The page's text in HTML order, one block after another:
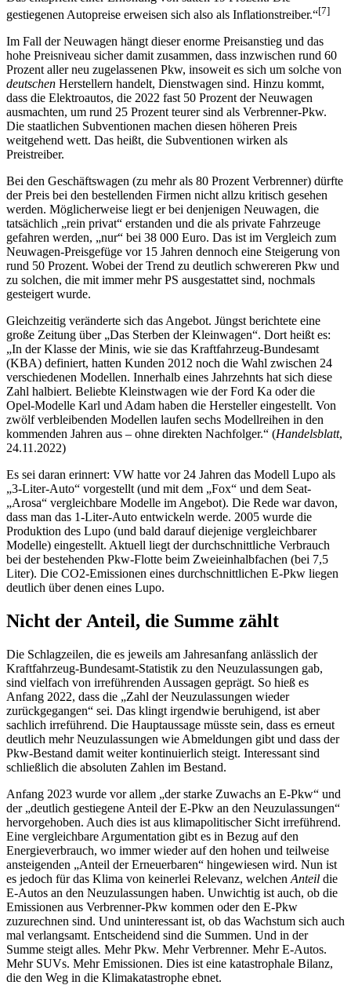
gestiegenen Autopreise erweisen sich also als Inflationstreiber.“[7]
Im Fall der Neuwagen hängt dieser enorme Preisanstieg und das
hohe Preisniveau sicher damit zusammen, dass inzwischen rund 60
Prozent aller neu zugelassenen Pkw, insoweit es sich um solche von
deutschen Herstellern handelt, Dienstwagen sind. Hinzu kommt,
dass die Elektroautos, die 2022 fast 50 Prozent der Neuwagen
ausmachten, um rund 25 Prozent teurer sind als Verbrenner-Pkw.
Die staatlichen Subventionen machen diesen höheren Preis
weitgehend wett. Das heißt, die Subventionen wirken als
Preistreiber.
Bei den Geschäftswagen (zu mehr als 80 Prozent Verbrenner) dürfte
der Preis bei den bestellenden Firmen nicht allzu kritisch gesehen
werden. Möglicherweise liegt er bei denjenigen Neuwagen, die
tatsächlich „rein privat“ erstanden und die als private Fahrzeuge
gefahren werden, „nur“ bei 38 000 Euro. Das ist im Vergleich zum
Neuwagen-Preisgefüge vor 15 Jahren dennoch eine Steigerung von
rund 50 Prozent. Wobei der Trend zu deutlich schwereren Pkw und
zu solchen, die mit immer mehr PS ausgestattet sind, nochmals
gesteigert wurde.
Gleichzeitig veränderte sich das Angebot. Jüngst berichtete eine
große Zeitung über „Das Sterben der Kleinwagen“. Dort heißt es:
„In der Klasse der Minis, wie sie das Kraftfahrzeug-Bundesamt
(KBA) definiert, hatten Kunden 2012 noch die Wahl zwischen 24
verschiedenen Modellen. Innerhalb eines Jahrzehnts hat sich diese
Zahl halbiert. Beliebte Kleinstwagen wie der Ford Ka oder die
Opel-Modelle Karl und Adam haben die Hersteller eingestellt. Von
zwölf verbleibenden Modellen laufen sechs Modellreihen in den
kommenden Jahren aus – ohne direkten Nachfolger.“ (Handelsblatt,
24.11.2022)
Es sei daran erinnert: VW hatte vor 24 Jahren das Modell Lupo als
„3-Liter-Auto“ vorgestellt (und mit dem „Fox“ und dem Seat-
„Arosa“ vergleichbare Modelle im Angebot). Die Rede war davon,
dass man das 1-Liter-Auto entwickeln werde. 2005 wurde die
Produktion des Lupo (und bald darauf diejenige vergleichbarer
Modelle) eingestellt. Aktuell liegt der durchschnittliche Verbrauch
bei der bestehenden Pkw-Flotte beim Zweieinhalbfachen (bei 7,5
Liter). Die CO2-Emissionen eines durchschnittlichen E-Pkw liegen
deutlich über denen eines Lupo.
Nicht der Anteil, die Summe zählt
Die Schlagzeilen, die es jeweils am Jahresanfang anlässlich der
Kraftfahrzeug-Bundesamt-Statistik zu den Neuzulassungen gab,
sind vielfach von irreführenden Aussagen geprägt. So hieß es
Anfang 2022, dass die „Zahl der Neuzulassungen wieder
zurückgegangen“ sei. Das klingt irgendwie beruhigend, ist aber
sachlich irreführend. Die Hauptaussage müsste sein, dass es erneut
deutlich mehr Neuzulassungen wie Abmeldungen gibt und dass der
Pkw-Bestand damit weiter kontinuierlich steigt. Interessant sind
schließlich die absoluten Zahlen im Bestand.
Anfang 2023 wurde vor allem „der starke Zuwachs an E-Pkw“ und
der „deutlich gestiegene Anteil der E-Pkw an den Neuzulassungen“
hervorgehoben. Auch dies ist aus klimapolitischer Sicht irreführend.
Eine vergleichbare Argumentation gibt es in Bezug auf den
Energieverbrauch, wo immer wieder auf den hohen und teilweise
ansteigenden „Anteil der Erneuerbaren“ hingewiesen wird. Nun ist
es jedoch für das Klima von keinerlei Relevanz, welchen Anteil die
E-Autos an den Neuzulassungen haben. Unwichtig ist auch, ob die
Emissionen aus Verbrenner-Pkw kommen oder den E-Pkw
zuzurechnen sind. Und uninteressant ist, ob das Wachstum sich auch
mal verlangsamt. Entscheidend sind die Summen. Und in der
Summe steigt alles. Mehr Pkw. Mehr Verbrenner. Mehr E-Autos.
Mehr SUVs. Mehr Emissionen. Dies ist eine katastrophale Bilanz,
die den Weg in die Klimakatastrophe ebnet.